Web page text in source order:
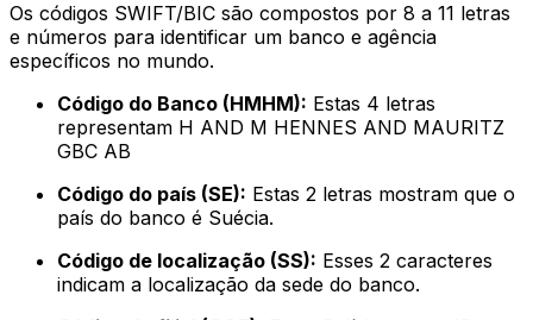
Os códigos SWIFT/BIC são compostos por 8 a 11 letras
e números para identificar um banco e agência
específicos no mundo.
Código do Banco (HMHM): Estas 4 letras
representam H AND M HENNES AND MAURITZ
GBC AB
Código do país (SE): Estas 2 letras mostram que o
país do banco é Suécia.
Código de localização (SS): Esses 2 caracteres
indicam a localização da sede do banco.